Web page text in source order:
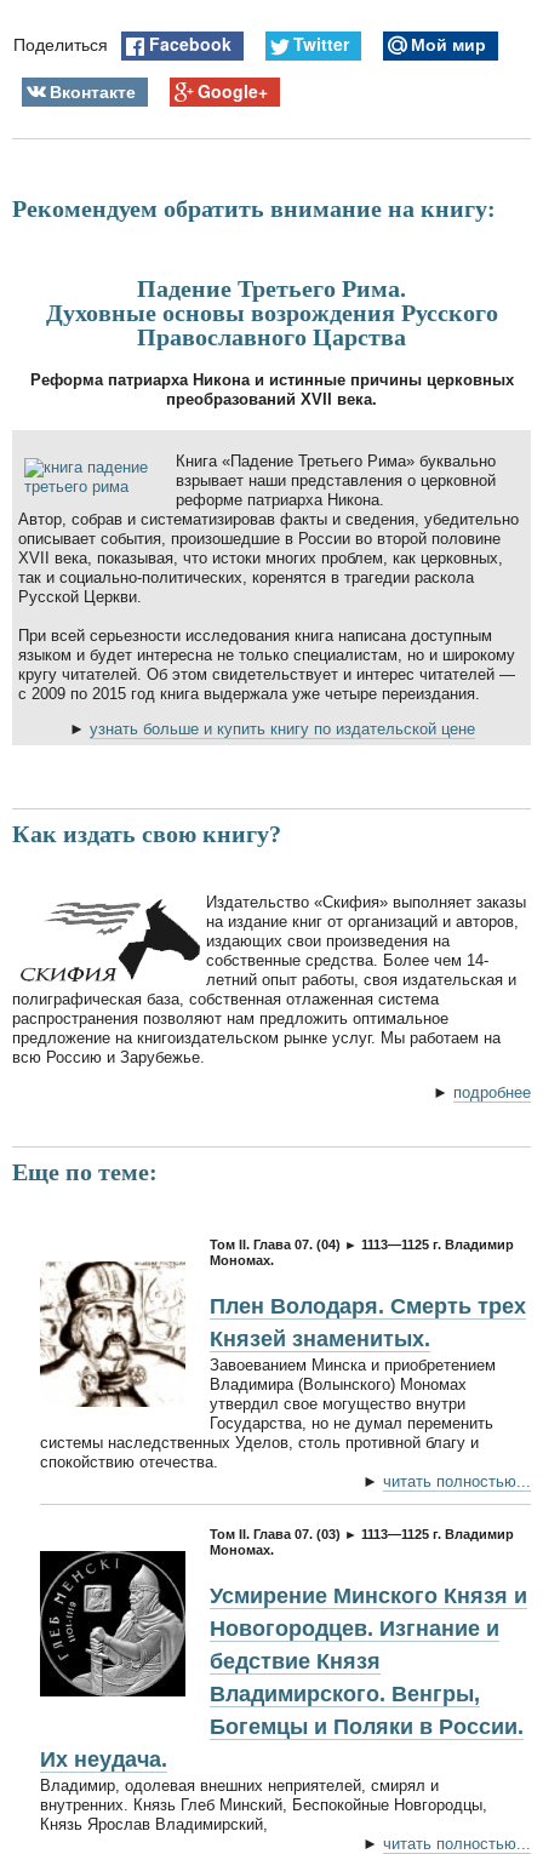
Поделиться Facebook Twitter
Мой мир
Вконтакте
Google+
Рекомендуем обратить внимание на книгу:
Падение Третьего Рима.
Духовные основы возрождения Русского
Православного Царства
Реформа патриарха Никона и истинные причины церковных
преобразований XVII века.
Книга «Падение Третьего Рима» буквально
взрывает наши представления о церковной
реформе патриарха Никона.
Автор, собрав и систематизировав факты и сведения, убедительно
описывает события, произошедшие в России во второй половине
XVII века, показывая, что истоки многих проблем, как церковных,
так и социально-политических, коренятся в трагедии раскола
Русской Церкви.
При всей серьезности исследования книга написана доступным
языком и будет интересна не только специалистам, но и широкому
кругу читателей. Об этом свидетельствует и интерес читателей —
с 2009 по 2015 год книга выдержала уже четыре переиздания.
► узнать больше и купить книгу по издательской цене
Как издать свою книгу?
Издательство «Скифия» выполняет заказы
на издание книг от организаций и авторов,
издающих свои произведения на
собственные средства. Более чем 14-
летний опыт работы, своя издательская и
полиграфическая база, собственная отлаженная система
распространения позволяют нам предложить оптимальное
предложение на книгоиздательском рынке услуг. Мы работаем на
всю Россию и Зарубежье.
► подробнее
Еще по теме:
Том II. Глава 07. (04) ► 1113—1125 г. Владимир
Мономах.
Плен Володаря. Смерть трех
Князей знаменитых.
Завоеванием Минска и приобретением
Владимира (Волынского) Мономах
утвердил свое могущество внутри
Государства, но не думал переменить
системы наследственных Уделов, столь противной благу и
спокойствию отечества.
► читать полностью...
Том II. Глава 07. (03) ► 1113—1125 г. Владимир
Мономах.
Усмирение Минского Князя и
Новогородцев. Изгнание и
бедствие Князя
Владимирского. Венгры,
Богемцы и Поляки в России.
Их неудача.
Владимир, одолевая внешних неприятелей, смирял и
внутренних. Князь Глеб Минский, Беспокойные Новгородцы,
Князь Ярослав Владимирский,
► читать полностью...